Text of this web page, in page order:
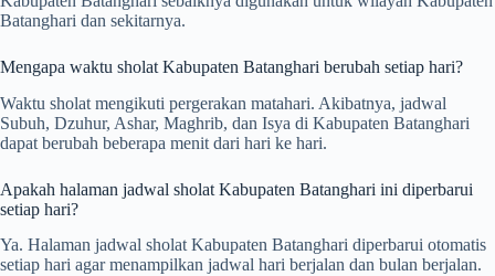
Batanghari dan sekitarnya.
Mengapa waktu sholat Kabupaten Batanghari berubah setiap hari?
Waktu sholat mengikuti pergerakan matahari. Akibatnya, jadwal
Subuh, Dzuhur, Ashar, Maghrib, dan Isya di Kabupaten Batanghari
dapat berubah beberapa menit dari hari ke hari.
Apakah halaman jadwal sholat Kabupaten Batanghari ini diperbarui
setiap hari?
Ya. Halaman jadwal sholat Kabupaten Batanghari diperbarui otomatis
setiap hari agar menampilkan jadwal hari berjalan dan bulan berjalan.